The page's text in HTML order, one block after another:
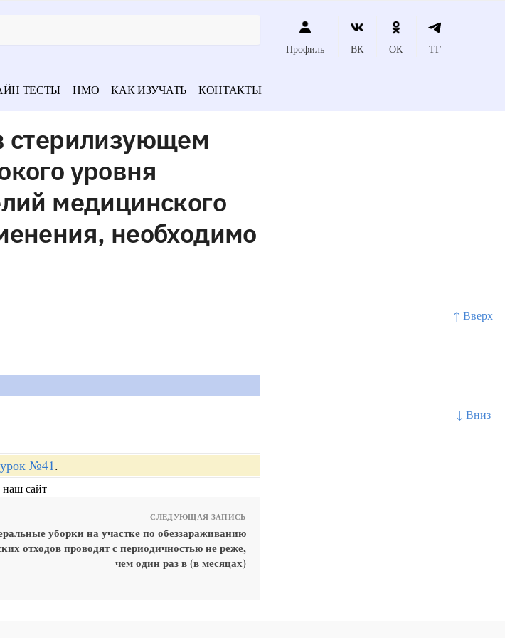
↑ Вверх
↓ Вниз
Профиль ВК ОК ТГ
ТЕСТЫ НМО КАК ИЗУЧАТЬ КОНТАКТЫ
стерилизующем
уровня
медицинского
необходимо
урок №41.
наш сайт
СЛЕДУЮЩАЯ ЗАПИСЬ
уборки на участке по обеззараживанию
отходов проводят с периодичностью не реже,
чем один раз в (в месяцах)